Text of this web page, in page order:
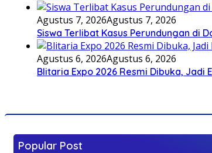
Agustus 7, 2026Agustus 7, 2026
Siswa Terlibat Kasus Perundungan di
Agustus 6, 2026Agustus 6, 2026
Blitaria Expo 2026 Resmi Dibuka,
Popular Post